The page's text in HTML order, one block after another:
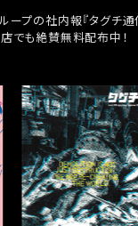
プの社内報『タグチ通
でも絶賛無料配布中！